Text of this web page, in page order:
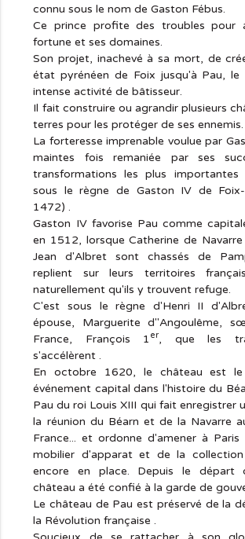
connu sous le nom de Gaston Fébus.
Ce prince profite des troubles pour
fortune et ses domaines.
Son projet, inachevé à sa mort, de
état pyrénéen de Foix jusqu'à Pau, le
intense activité de bâtisseur.
Il fait construire ou agrandir plusieurs
terres pour les protéger de ses ennemis.
La forteresse imprenable voulue par
maintes fois remaniée par ses
transformations les plus importantes
sous le règne de Gaston IV de
1472) .
Gaston IV favorise Pau comme
en 1512, lorsque Catherine de
Jean d'Albret sont chassés de
replient sur leurs territoires
naturellement qu'ils y trouvent refuge.
C'est sous le règne d'Henri II
épouse, Marguerite d''Angoulême,
France, François 1 er, que les
s'accélèrent .
En octobre 1620, le château est
événement capital dans l'histoire du
Pau du roi Louis XIII qui fait enregistrer
la réunion du Béarn et de la Navarre
France... et ordonne d'amener à
mobilier d'apparat et de la
encore en place. Depuis le départ
château a été confié à la garde de
Le château de Pau est préservé de la
la Révolution française .